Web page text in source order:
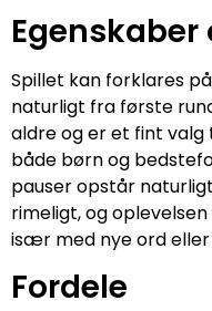
Spillet kan forklares
naturligt fra første
aldre og er et fint valg
både børn og
pauser opstår
rimeligt, og
især med nye ord eller
Fordele